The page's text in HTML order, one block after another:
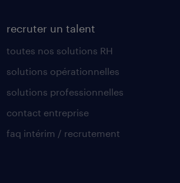
recruter un talent
toutes nos solutions RH
solutions opérationnelles
solutions professionnelles
contact entreprise
faq intérim / recrutement